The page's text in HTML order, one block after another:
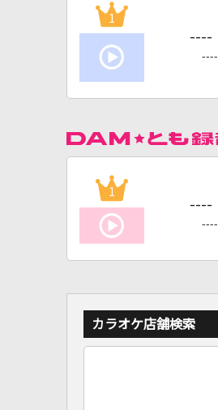
1
----
----
1
----
----
カラオケ店舗検索